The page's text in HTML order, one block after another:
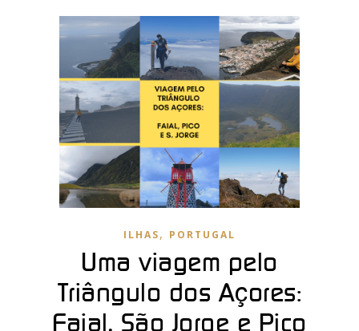
ILHAS, PORTUGAL
Uma viagem pelo
Triângulo dos Açores:
Faial, São Jorge e Pico